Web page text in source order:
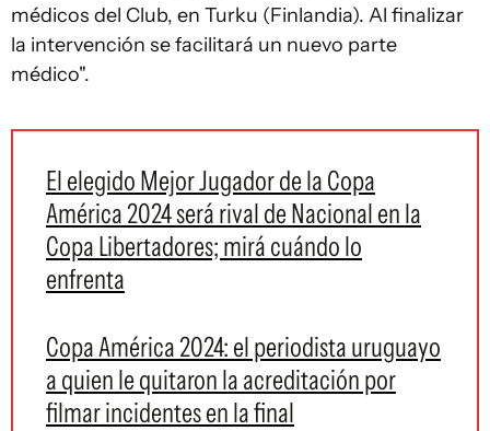
médicos del Club, en Turku (Finlandia). Al finalizar
la intervención se facilitará un nuevo parte
médico".
El elegido Mejor Jugador de la Copa
América 2024 será rival de Nacional en la
Copa Libertadores; mirá cuándo lo
enfrenta
Copa América 2024: el periodista uruguayo
a quien le quitaron la acreditación por
filmar incidentes en la final